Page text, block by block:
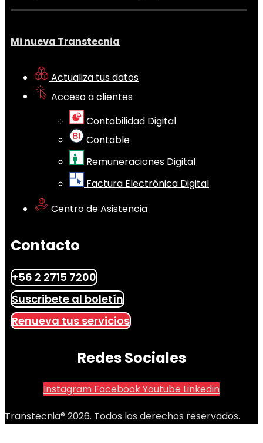
Mi nueva Transtecnia
Actualiza tus datos
Acceso a clientes
Contabilidad Digital
Contable
Remuneraciones Digital
Factura Electrónica Digital
Centro de Asistencia
Contacto
+56 2 2715 7200
Suscribete al boletín
Renueva tus servicios
Redes Sociales
Instagram FacebookYoutube Linkedin
Transtecnia® 2026. Todos los derechos reservados.